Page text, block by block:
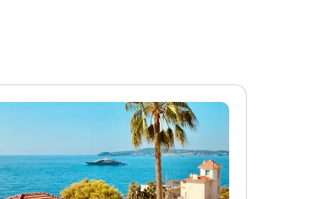
linge,
Ping-
(si la
-